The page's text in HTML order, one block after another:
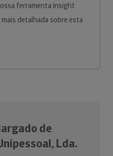
ferramenta Insight
detalhada sobre esta
de
Lda.